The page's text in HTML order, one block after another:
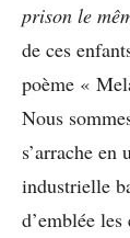
prison le
de ces
poème «
Nous
s’arrache
industrielle
d’emblée